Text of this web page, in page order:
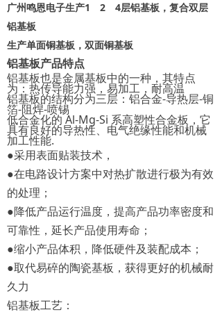
广州鸣恩电子生产1 2 4层铝基板，复合双层
铝基板
生产单面铜基板，双面铜基板
铝基板产品特点
铝基板也是金属基板中的一种，其特点
为：热传导能力强，易加工，耐高温
铝基板的结构分为三层：铝合金-导热层-铜
箔-阻焊-喷锡
低合金化的Al-Mg-Si 系高塑性合金板，它
具有良好的导热性、电气绝缘性能和机械
加工性能.
●采用表面贴装技术，
●在电路设计方案中对热扩散进行极为有效
的处理；
●降低产品运行温度，提高产品功率密度和
可靠性，延长产品使用寿命；
●缩小产品体积，降低硬件及装配成本；
●取代易碎的陶瓷基板，获得更好的机械耐
久力
铝基板工艺：